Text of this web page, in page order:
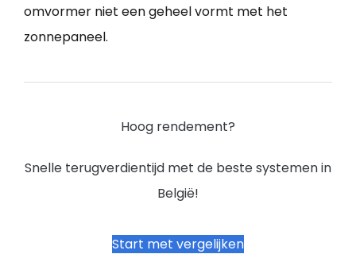
omvormer niet een geheel vormt met het
zonnepaneel.
Hoog rendement?
Snelle terugverdientijd met de beste systemen in
België!
Start met vergelijken